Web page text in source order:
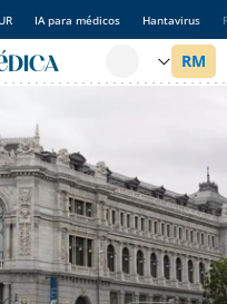
IA para médicos Hantavirus